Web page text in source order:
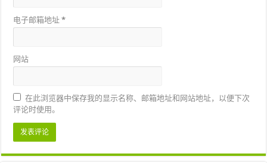
电子邮箱地址*
网站
在此浏览器中保存我的显示名称、邮箱地址和网站地址，以便下次
评论时使用。